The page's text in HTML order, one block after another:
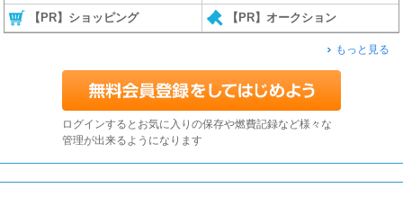
【PR】ショッピング 【PR】オークション
もっと見る
ログインするとお気に入りの保存や燃費記録など様々な
管理が出来るようになります